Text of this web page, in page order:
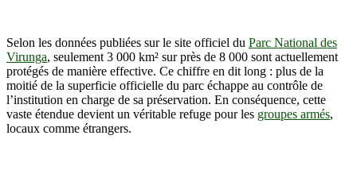
Selon les données publiées sur le site officiel du Parc National des
Virunga, seulement 3 000 km² sur près de 8 000 sont actuellement
protégés de manière effective. Ce chiffre en dit long : plus de la
moitié de la superficie officielle du parc échappe au contrôle de
l’institution en charge de sa préservation. En conséquence, cette
vaste étendue devient un véritable refuge pour les groupes armés,
locaux comme étrangers.